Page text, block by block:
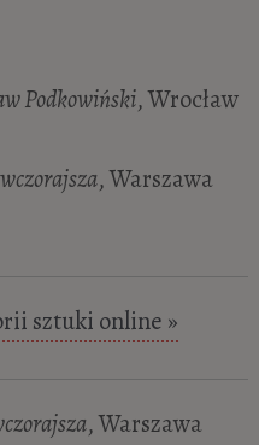
Podkowiński, Wrocław
, Warszawa
sztuki online »
, Warszawa